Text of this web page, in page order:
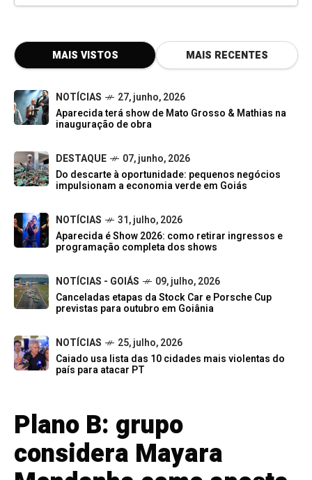
MAIS VISTOS MAIS RECENTES
NOTÍCIAS
27, junho, 2026
Aparecida terá show de Mato Grosso & Mathias na
inauguração de obra
DESTAQUE
07, junho, 2026
Do descarte à oportunidade: pequenos negócios
impulsionam a economia verde em Goiás
NOTÍCIAS
31, julho, 2026
Aparecida é Show 2026: como retirar ingressos e
programação completa dos shows
NOTÍCIAS - GOIÁS
09, julho, 2026
Canceladas etapas da Stock Car e Porsche Cup
previstas para outubro em Goiânia
NOTÍCIAS
25, julho, 2026
Caiado usa lista das 10 cidades mais violentas do
país para atacar PT
Plano B: grupo
considera Mayara